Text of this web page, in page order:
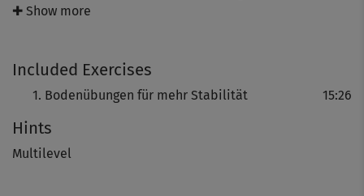
mit dem Warm-up am Boden aus ihrer Kursreihe, für das
wirkungsvollen Bewegungen.
Es folgen Bodenübungen für mehr Stabilität. Jetzt
kommst du in den Vierfüßlerstand - du hebst ein Bein
und den gegenüberliegenden Arm und hältst die
✚ Show more
Included Exercises
Bodenübungen für mehr Stabilität 15:26
Hints
Multilevel